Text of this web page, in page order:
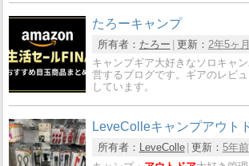
たろーキャンプ
所有者： たろー 更新： 2年5ヶ
キャンプギア大好きなソロキャ
営するブログです。ギアのレビ
しています。
LeveColleキャンプアウト
所有者： LeveColle 更新： 5年前